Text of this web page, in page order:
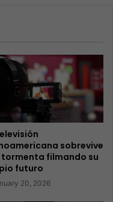
sobrevive
tormenta filmando su
futuro
20, 2026